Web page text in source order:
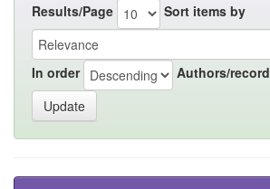
Results/Page Sort items by
In order Authors/record